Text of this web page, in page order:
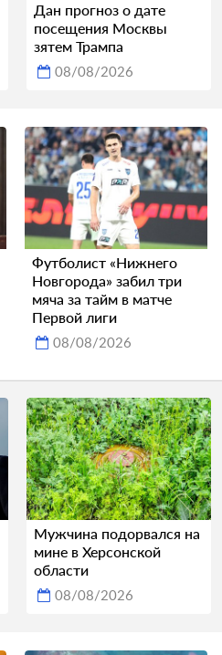
Дан прогноз о дате
посещения Москвы
зятем Трампа
08/08/2026
Футболист «Нижнего
Новгорода» забил три
мяча за тайм в матче
Первой лиги
08/08/2026
Мужчина подорвался на
мине в Херсонской
области
08/08/2026